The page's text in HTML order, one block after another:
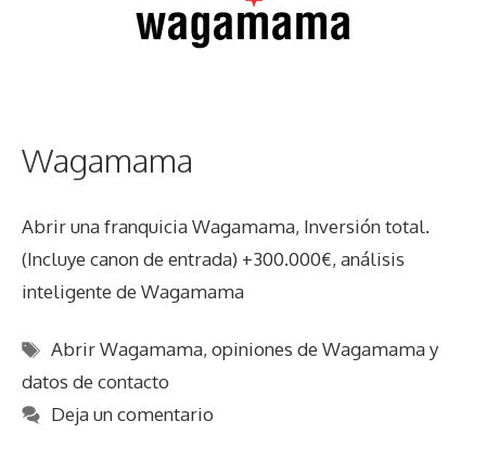
Wagamama
Abrir una franquicia Wagamama, Inversión total.
(Incluye canon de entrada) +300.000€, análisis
inteligente de Wagamama
Etiquetas
Abrir Wagamama,opiniones de Wagamama y
datos de contacto
Deja un comentario